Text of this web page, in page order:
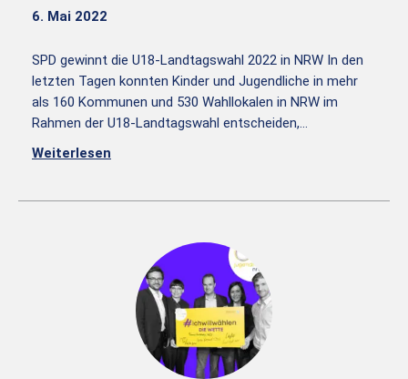
6. Mai 2022
SPD gewinnt die U18-Landtagswahl 2022 in NRW In den
letzten Tagen konnten Kinder und Jugendliche in mehr
als 160 Kommunen und 530 Wahllokalen in NRW im
Rahmen der U18-Landtagswahl entscheiden,…
Weiterlesen